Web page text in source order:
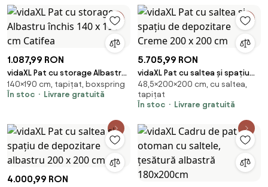
1.087,99 RON
vidaXL Pat cu storage Albastru
închis 140 x 190 cm Catifea
140×190 cm, tapițat, boxspring
În stoc
Livrare gratuită
5.705,99 RON
vidaXL Pat cu saltea și spațiu
de depozitare Creme 200 x
200 cm
48,5×200×200 cm, cu saltea,
tapițat
În stoc
Livrare gratuită
4.000,99 RON